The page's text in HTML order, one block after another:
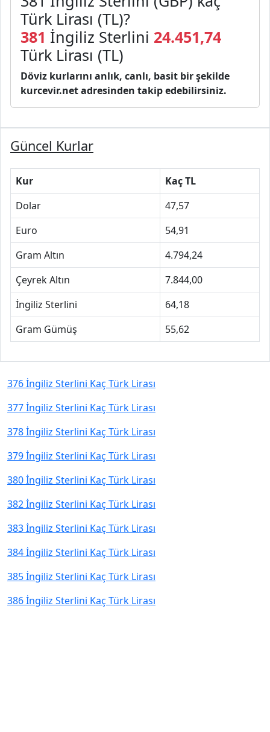
Türk Lirası (TL)?
381 İngiliz Sterlini 24.451,74
Türk Lirası (TL)
Döviz kurlarını anlık, canlı, basit bir şekilde
kurcevir.net adresinden takip edebilirsiniz.
Güncel Kurlar
Kur
Kaç TL
Dolar
47,57
Euro
54,91
Gram Altın
4.794,24
Çeyrek Altın
7.844,00
İngiliz Sterlini
64,18
Gram Gümüş
55,62
376 İngiliz Sterlini Kaç Türk Lirası
377 İngiliz Sterlini Kaç Türk Lirası
378 İngiliz Sterlini Kaç Türk Lirası
379 İngiliz Sterlini Kaç Türk Lirası
380 İngiliz Sterlini Kaç Türk Lirası
382 İngiliz Sterlini Kaç Türk Lirası
383 İngiliz Sterlini Kaç Türk Lirası
384 İngiliz Sterlini Kaç Türk Lirası
385 İngiliz Sterlini Kaç Türk Lirası
386 İngiliz Sterlini Kaç Türk Lirası